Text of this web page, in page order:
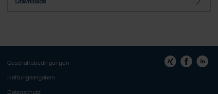
Downloads
Geschäftsbedingungen
Haftungsangaben
Datenschutz